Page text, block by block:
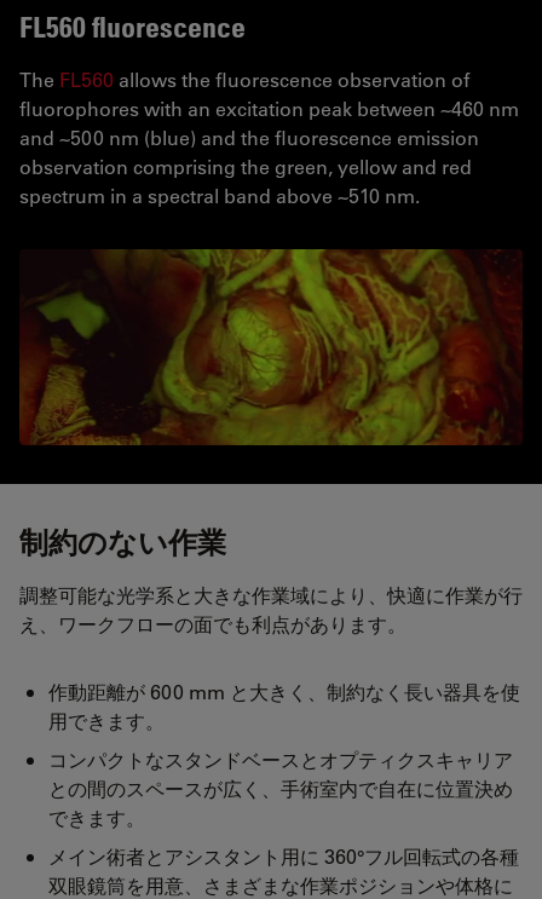
FL560 fluorescence
The FL560 allows the fluorescence observation of
fluorophores with an excitation peak between ~460 nm
and ~500 nm (blue) and the fluorescence emission
observation comprising the green, yellow and red
spectrum in a spectral band above ~510 nm.
制約のない作業
調整可能な光学系と大きな作業域により、快適に作業が行
え、ワークフローの面でも利点があります。
作動距離が 600 mm と大きく、制約なく長い器具を使
用できます。
コンパクトなスタンドベースとオプティクスキャリア
との間のスペースが広く、手術室内で自在に位置決め
できます。
メイン術者とアシスタント用に 360°フル回転式の各種
双眼鏡筒を用意、さまざまな作業ポジションや体格に